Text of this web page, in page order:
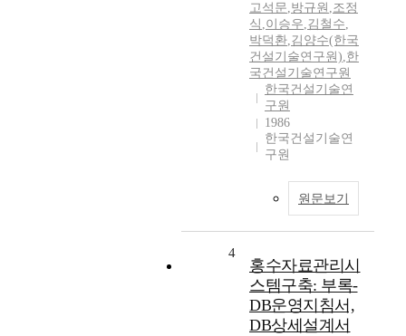
고석문,방규원 ,조정
식 ,이승우,김철수,
박덕환,김양수(한국
건설기술연구원),한
국건설기술연구원
한국건설기술연
구원
1986
한국건설기술연
구원
원문보기
4
홍수자료관리시
스템구축: 부록-
DB운영지침서,
DB상세설계서